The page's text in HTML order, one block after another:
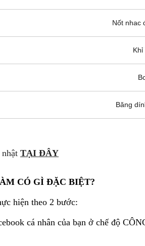
Nốt nhac
Khỉ
Băng
TẠI ĐÂY
CÓ GÌ ĐẶC BIỆT?
hiện theo 2 bước:
cá nhân của bạn ở chế độ